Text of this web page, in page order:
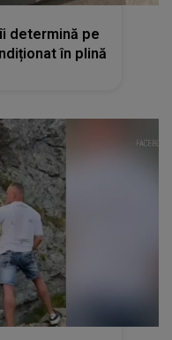
determină pe
în plină